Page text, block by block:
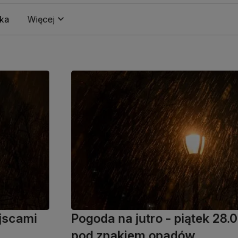
Więcej
Pogoda na jutro - piątek